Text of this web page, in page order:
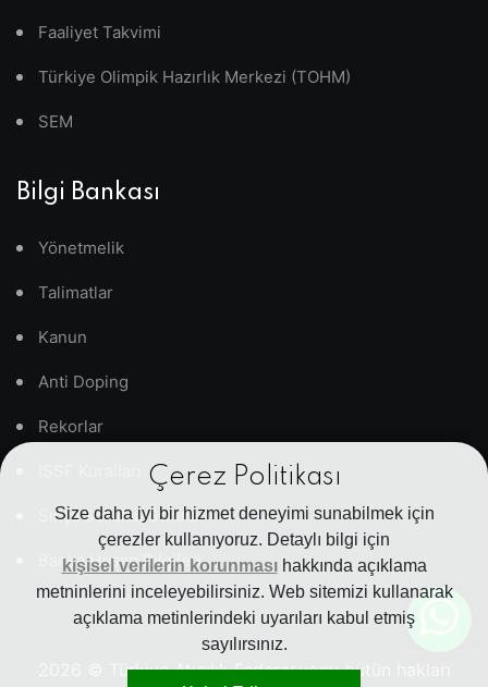
Çerez Politikası
Size daha iyi bir hizmet deneyimi sunabilmek için
çerezler kullanıyoruz. Detaylı bilgi için
kişisel verilerin korunmasıhakkında açıklama
metninlerini inceleyebilirsiniz. Web sitemizi kullanarak
açıklama metinlerindeki uyarıları kabul etmiş
sayılırsınız.
Faaliyet Takvimi
Türkiye Olimpik Hazırlık Merkezi (TOHM)
SEM
Bilgi Bankası
Yönetmelik
Talimatlar
Kanun
Anti Doping
Rekorlar
Sıkça Sorulan Sorular
Banka Hesap Bilgileri
© Türkiye Atıcılık Federasyonu bütün hakları